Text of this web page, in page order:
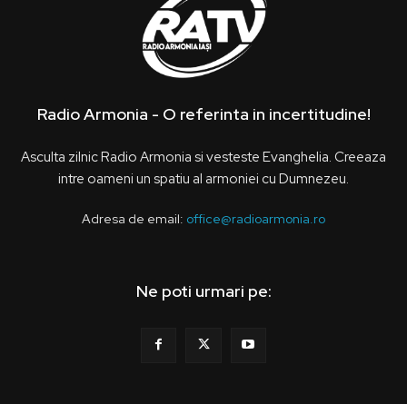
Radio Armonia - O referinta in incertitudine!
Asculta zilnic Radio Armonia si vesteste Evanghelia. Creeaza
intre oameni un spatiu al armoniei cu Dumnezeu.
Adresa de email: office@radioarmonia.ro
Ne poti urmari pe: